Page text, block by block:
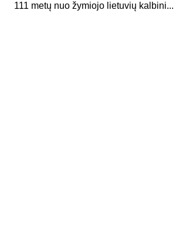
111 metų nuo žymiojo lietuvių kalbini...